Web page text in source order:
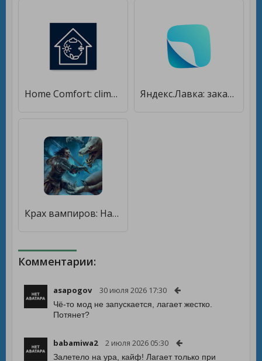
Home Comfort: climatic appliances [Premium] Яндекс.Лавка: заказ продуктов [Premium]
Крах вампиров: Начало РПГ [Мод меню]
Комментарии:
asapogov 30 июля 2026 17:30
Чё-то мод не запускается, лагает жестко.
Потянет?
babamiwa2 2 июля 2026 05:30
Залетело на ура, кайф! Лагает только при